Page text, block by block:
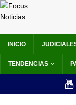
INICIO
TENDENCIAS